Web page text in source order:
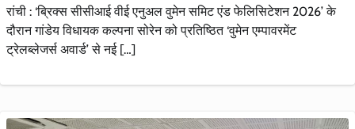
रांची : ‘ब्रिक्स सीसीआई वीई एनुअल वुमेन समिट एंड फेलिसिटेशन 2026’ के
दौरान गांडेय विधायक कल्पना सोरेन को प्रतिष्ठित ‘वुमेन एम्पावरमेंट
ट्रेलब्लेजर्स अवार्ड’ से नई […]